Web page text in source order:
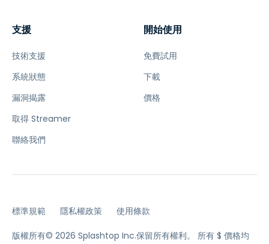
支援
技術支援
系統狀態
漏洞揭露
取得 Streamer
聯絡我們
開始使用
免費試用
下載
價格
標準規範 隱私權政策 使用條款
版權所有© 2026 Splashtop Inc.保留所有權利。
所有 $ 價格均